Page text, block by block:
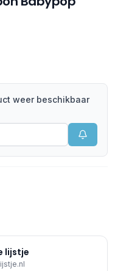
weer beschikbaar
lijstje